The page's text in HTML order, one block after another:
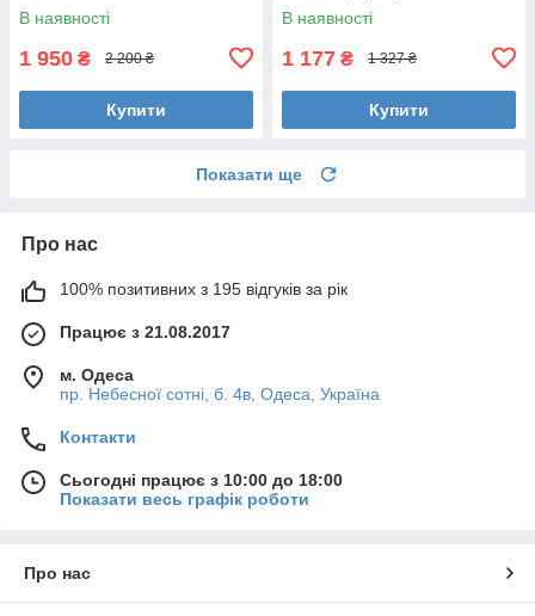
В наявності
1 950 ₴ 2 200 ₴
Купити
В наявності
1 177 ₴ 1 327 ₴
Купити
Показати ще
Про нас
100% позитивних з 195 відгуків за рік
Працює з 21.08.2017
м. Одеса
пр. Небесної сотні, б. 4в, Одеса, Україна
Контакти
Сьогодні працює з 10:00 до 18:00
Показати весь графік роботи
Про нас